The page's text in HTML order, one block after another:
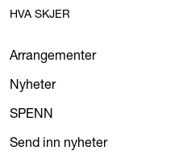
HVA SKJER
Arrangementer
Nyheter
SPENN
Send inn nyheter